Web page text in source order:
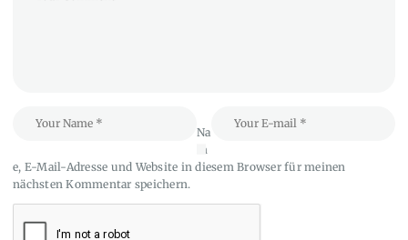
Na
m
e, E-Mail-Adresse und Website in diesem Browser für meinen
nächsten Kommentar speichern.